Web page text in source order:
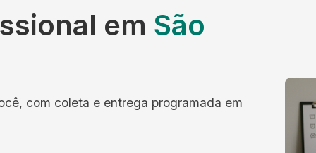
em São
com coleta e entrega programada em